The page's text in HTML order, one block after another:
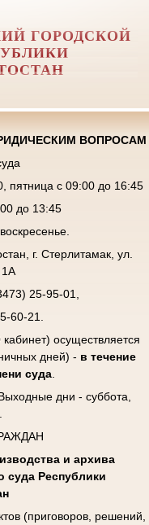
ГОРОДСКОЙ
ВОПРОСАМ
пятница с 09:00 до 16:45
до 13:45
г. Стерлитамак, ул.
1А
25-95-01,
60-21.
кабинет) осуществляется
дней) - в течение
суда
Выходные дни - суббота,
и архива
суда Республики
(приговоров, решений,